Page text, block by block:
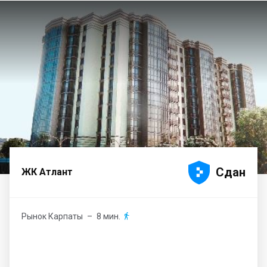
ЖК Атлант 



 Сдан
Рынок Карпаты – 8 мин. 